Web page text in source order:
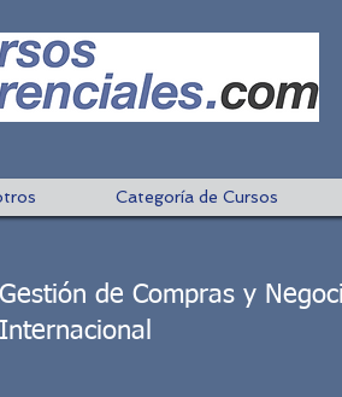
Categoría de Cursos
Gestión de Compras y
Internacional